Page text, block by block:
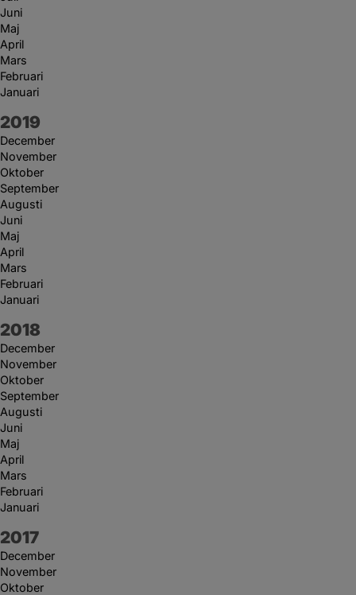
Juni
Maj
April
Mars
Februari
Januari
År:
2019
December
November
Oktober
September
Augusti
Juni
Maj
April
Mars
Februari
Januari
År:
2018
December
November
Oktober
September
Augusti
Juni
Maj
April
Mars
Februari
Januari
År:
2017
December
November
Oktober